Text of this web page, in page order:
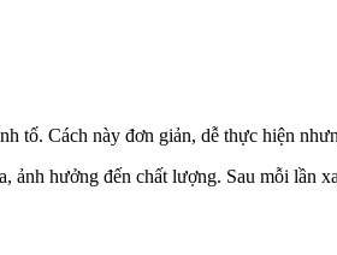
tố. Cách này đơn giản, dễ thực hiện
hưởng đến chất lượng. Sau mỗi lần